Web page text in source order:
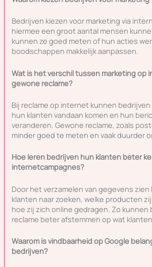
Bedrijven kiezen voor marketing via
hiermee een groot aantal mensen
kunnen ze goed meten of hun acties
boodschappen makkelijk aanpassen.
Wat is het verschil tussen marketing op
gewone reclame?
Bij reclame op internet kunnen
hun klanten vandaan komen en hun
veranderen. Gewone reclame, zoals
minder goed te meten en vaak duurder
Hoe leren bedrijven hun klanten beter
internetcampagnes?
Door het verzamelen van gegevens zien
klanten naar zoeken, welke producten
hoe zij zich online gedragen. Zo kunnen
reclame beter afstemmen op wat
Waarom is vindbaarheid op Google
bedrijven?